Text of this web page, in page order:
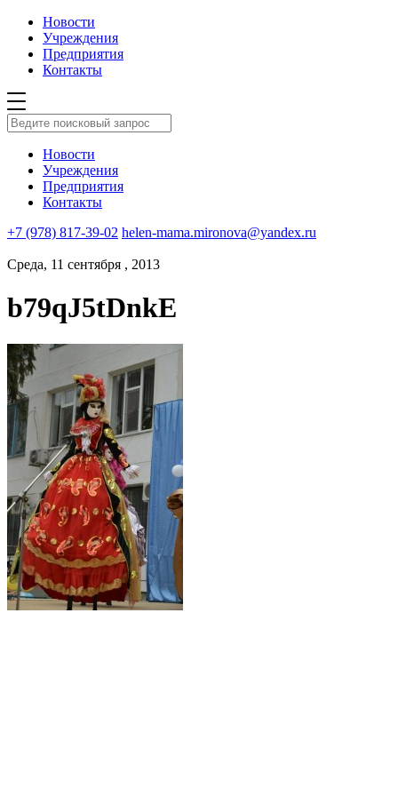
Новости
Учреждения
Предприятия
Контакты
Новости
Учреждения
Предприятия
Контакты
+7 (978) 817-39-02 helen-mama.mironova@yandex.ru
Среда, 11 сентября , 2013
b79qJ5tDnkE